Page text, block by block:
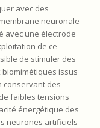
avec des
neuronale
avec une électrode
de ce
de stimuler des
issus
conservant des
faibles tensions
énergétique des
neurones artificiels